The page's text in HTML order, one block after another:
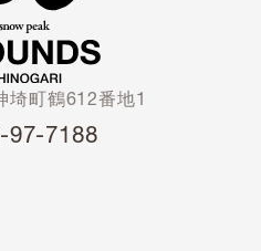
埼町鶴612番地1
97-7188